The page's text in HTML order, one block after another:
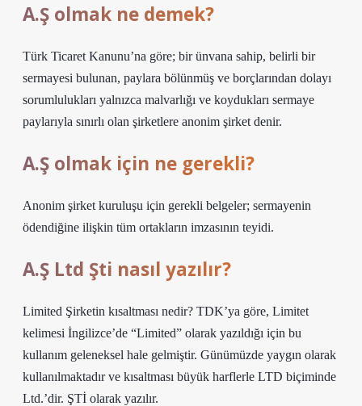
A.Ş olmak ne demek?
Türk Ticaret Kanunu’na göre; bir ünvana sahip, belirli bir
sermayesi bulunan, paylara bölünmüş ve borçlarından dolayı
sorumlulukları yalnızca malvarlığı ve koydukları sermaye
paylarıyla sınırlı olan şirketlere anonim şirket denir.
A.Ş olmak için ne gerekli?
Anonim şirket kuruluşu için gerekli belgeler; sermayenin
ödendiğine ilişkin tüm ortakların imzasının teyidi.
A.Ş Ltd Şti nasıl yazılır?
Limited Şirketin kısaltması nedir? TDK’ya göre, Limitet
kelimesi İngilizce’de “Limited” olarak yazıldığı için bu
kullanım geleneksel hale gelmiştir. Günümüzde yaygın olarak
kullanılmaktadır ve kısaltması büyük harflerle LTD biçiminde
Ltd.’dir. ŞTİ olarak yazılır.